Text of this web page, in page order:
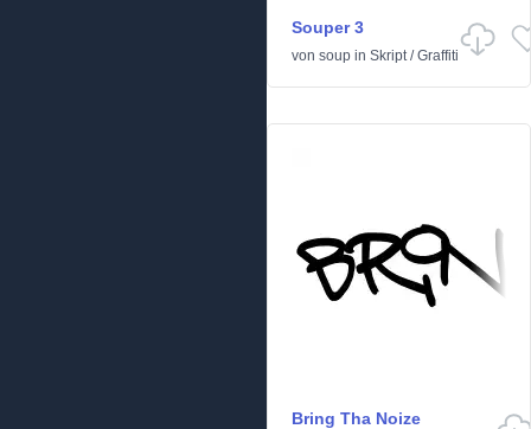
Souper 3
von soup in Skript/Graffiti
Bring Tha Noize